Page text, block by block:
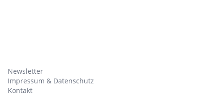
Newsletter
Impressum & Datenschutz
Kontakt